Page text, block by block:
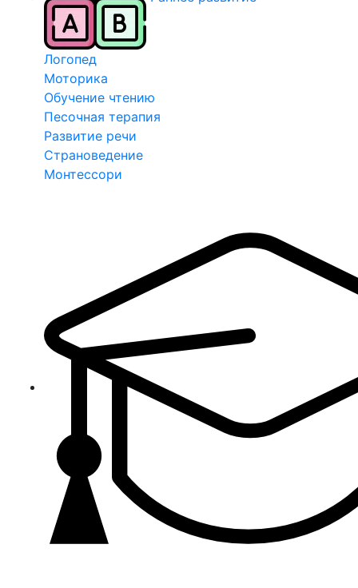
Логопед
Моторика
Обучение чтению
Песочная терапия
Развитие речи
Страноведение
Монтессори